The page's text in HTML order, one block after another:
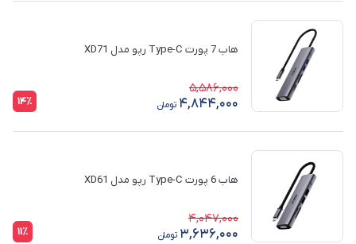
هاب 7 پورت Type-C رپو مدل XD71
5,586,000
4,844,000 تومان 14٪
هاب 6 پورت Type-C رپو مدل XD61
4,047,000
3,636,000 تومان 11٪